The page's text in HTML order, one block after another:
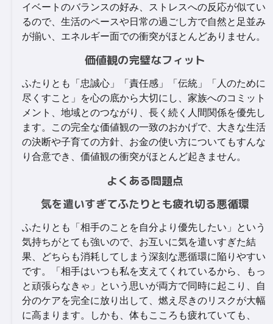
イベートのバランスの好み、ストレスへの反応が似てい
るので、生活のペースや日常の過ごし方で自然と足並み
が揃い、エネルギー面での衝突がほとんどありません。
価値観の完璧なフィット
ふたりとも「忠誠心」「責任感」「伝統」「人のために
尽くすこと」を心の底から大切にし、家族へのコミット
メント、地域とのつながり、長く続く人間関係を優先し
ます。この完全な価値観の一致のおかげで、大きな生活
の決断や子育ての方針、お金の使い方についてもすんな
り合意でき、価値観の衝突がほとんど起きません。
よくある問題点
気を遣いすぎてふたりとも疲れ切る悪循環
ふたりとも「相手のことを自分より優先したい」という
気持ちがとても強いので、お互いに気を遣いすぎた結
果、どちらも消耗してしまう深刻な悪循環に陥りやすい
です。「相手はいつも私を支えてくれているから、もっ
と頑張らなきゃ」という思いが両方で同時に起こり、自
分のケアを完全に放り出して、燃え尽きのリスクが大幅
に高まります。しかも、体もこころも疲れていても、